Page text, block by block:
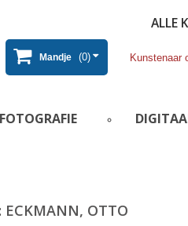
ALLE
Mandje (0)
FOTOGRAFIE
ECKMANN, OTTO